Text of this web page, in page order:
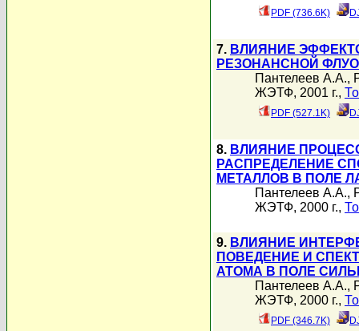
PDF (736.6K)
7. ВЛИЯНИЕ
РЕЗОНАНСНОЙ
Пантелеев А.А.,
ЖЭТФ, 2001 г.,
PDF (527.1K)
8. ВЛИЯНИЕ
РАСПРЕДЕЛЕНИЕ
МЕТАЛЛОВ В ПОЛЕ
Пантелеев А.А.,
ЖЭТФ, 2000 г.,
9. ВЛИЯНИЕ
ПОВЕДЕНИЕ И
АТОМА В ПОЛЕ
Пантелеев А.А.,
ЖЭТФ, 2000 г.,
PDF (346.7K)